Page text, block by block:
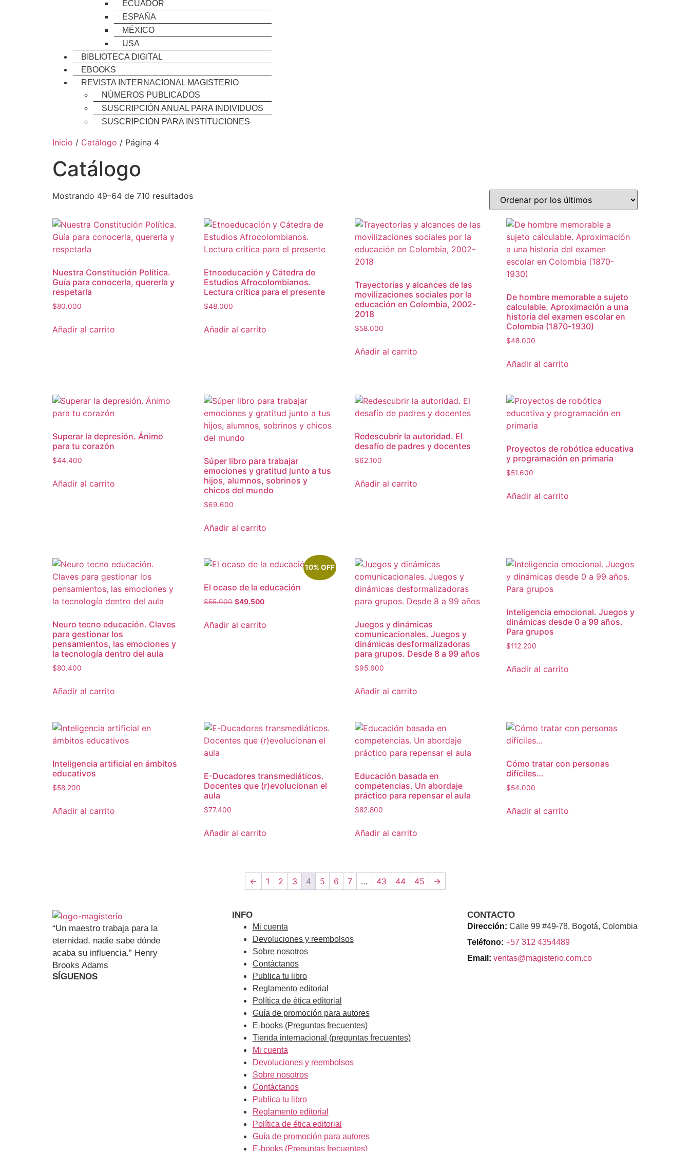
ECUADOR
ESPAÑA
MÉXICO
USA
BIBLIOTECA DIGITAL
EBOOKS
REVISTA INTERNACIONAL MAGISTERIO
NÚMEROS PUBLICADOS
SUSCRIPCIÓN ANUAL PARA INDIVIDUOS
SUSCRIPCIÓN PARA INSTITUCIONES
Inicio / Catálogo / Página 4
Catálogo
Mostrando 49–64 de 710 resultados
Nuestra Constitución Política.
Guía para conocerla, quererla y
respetarla
$80.000
Añadir al carrito
Etnoeducación y Cátedra de
Estudios Afrocolombianos.
Lectura crítica para el presente
$48.000
Añadir al carrito
Trayectorias y alcances de las
movilizaciones sociales por la
educación en Colombia, 2002-
2018
$58.000
Añadir al carrito
De hombre memorable a sujeto
calculable. Aproximación a una
historia del examen escolar en
Colombia (1870-1930)
$48.000
Añadir al carrito
Superar la depresión. Ánimo
para tu corazón
$44.400
Añadir al carrito
Súper libro para trabajar
emociones y gratitud junto a tus
hijos, alumnos, sobrinos y
chicos del mundo
$69.600
Añadir al carrito
Redescubrir la autoridad. El
desafío de padres y docentes
$62.100
Añadir al carrito
Proyectos de robótica educativa
y programación en primaria
$51.600
Añadir al carrito
Neuro tecno educación. Claves
para gestionar los
pensamientos, las emociones y
la tecnología dentro del aula
$80.400
Añadir al carrito
10% OFF
El ocaso de la educación
$55.000 $49.500
Añadir al carrito
Juegos y dinámicas
comunicacionales. Juegos y
dinámicas desformalizadoras
para grupos. Desde 8 a 99 años
$95.600
Añadir al carrito
Inteligencia emocional. Juegos y
dinámicas desde 0 a 99 años.
Para grupos
$112.200
Añadir al carrito
Inteligencia artificial en ámbitos
educativos
$58.200
Añadir al carrito
E-Ducadores transmediáticos.
Docentes que (r)evolucionan el
aula
$77.400
Añadir al carrito
Educación basada en
competencias. Un abordaje
práctico para repensar el aula
$82.800
Añadir al carrito
Cómo tratar con personas
difíciles…
$54.000
Añadir al carrito
← 1 2 3 4 5 6 7 … 43 44 45 →
“Un maestro trabaja para la
eternidad, nadie sabe dónde
acaba su influencia.” Henry
Brooks Adams
SÍGUENOS
INFO
Mi cuenta
Devoluciones y reembolsos
Sobre nosotros
Contáctanos
Publica tu libro
Reglamento editorial
Política de ética editorial
Guía de promoción para autores
E-books (Preguntas frecuentes)
Tienda internacional (preguntas frecuentes)
Mi cuenta
Devoluciones y reembolsos
Sobre nosotros
Contáctanos
Publica tu libro
Reglamento editorial
Política de ética editorial
Guía de promoción para autores
E-books (Preguntas frecuentes)
CONTACTO
Dirección: Calle 99 #49-78, Bogotá, Colombia
Teléfono: +57 312 4354489
Email: ventas@magisterio.com.co